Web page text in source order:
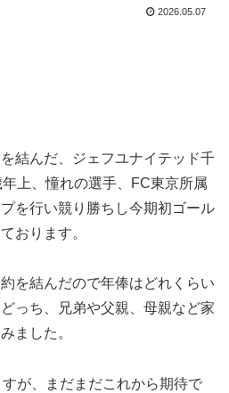
2026.05.07
結んだ、ジェフユナイテッド千
上、憧れの選手、FC東京所属
を行い競り勝ちし今期初ゴール
おります。
を結んだので年俸はどれくらい
っち、兄弟や父親、母親など家
ました。
が、まだまだこれから期待で